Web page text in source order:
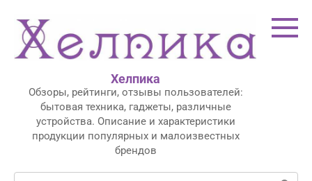
контенту
Хелпика
Обзоры, рейтинги, отзывы пользователей:
бытовая техника, гаджеты, различные
устройства. Описание и характеристики
продукции популярных и малоизвестных
брендов
Поиск: